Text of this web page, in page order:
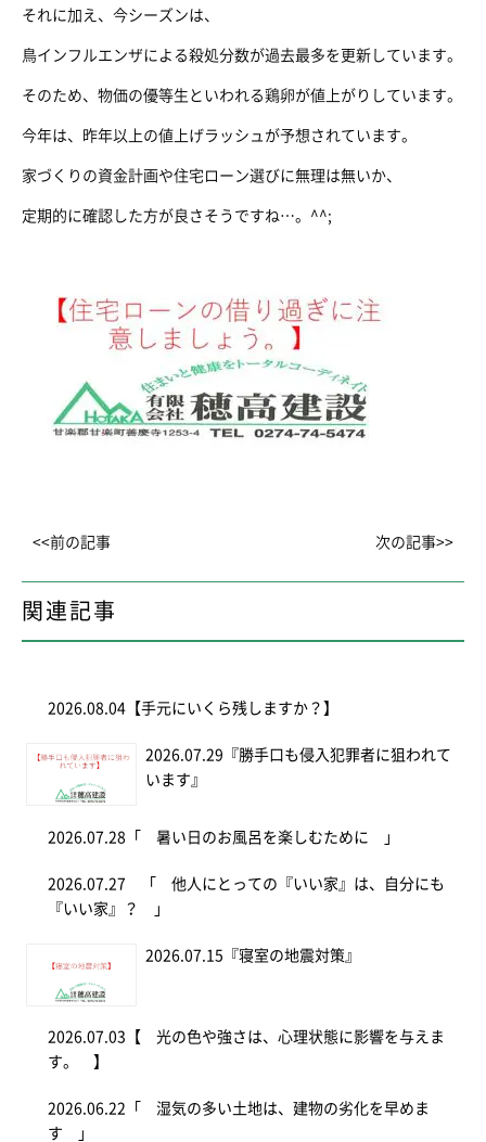
それに加え、今シーズンは、
鳥インフルエンザによる殺処分数が過去最多を更新しています。
そのため、物価の優等生といわれる鶏卵が値上がりしています。
今年は、昨年以上の値上げラッシュが予想されています。
家づくりの資金計画や住宅ローン選びに無理は無いか、
定期的に確認した方が良さそうですね…。^^;
<<前の記事 次の記事>>
関連記事
2026.08.04 【手元にいくら残しますか？】
2026.07.29 『勝手口も侵入犯罪者に狙われて
います』
2026.07.28 「 暑い日のお風呂を楽しむために 」
2026.07.27 「 他人にとっての『いい家』は、自分にも
『いい家』？ 」
2026.07.15 『寝室の地震対策』
2026.07.03 【 光の色や強さは、心理状態に影響を与えま
す。 】
2026.06.22 「 湿気の多い土地は、建物の劣化を早めま
す 」